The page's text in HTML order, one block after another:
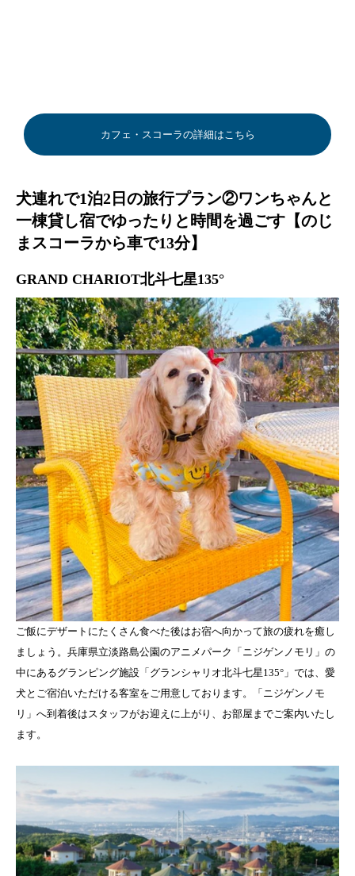
カフェ・スコーラの詳細はこちら
犬連れで1泊2日の旅行プラン②ワンちゃんと
一棟貸し宿でゆったりと時間を過ごす【のじ
まスコーラから車で13分】
GRAND CHARIOT北斗七星135°
ご飯にデザートにたくさん食べた後はお宿へ向かって旅の疲れを癒し
ましょう。兵庫県立淡路島公園のアニメパーク「ニジゲンノモリ」の
中にあるグランピング施設「グランシャリオ北斗七星135°」では、愛
犬とご宿泊いただける客室をご用意しております。「ニジゲンノモ
リ」へ到着後はスタッフがお迎えに上がり、お部屋までご案内いたし
ます。